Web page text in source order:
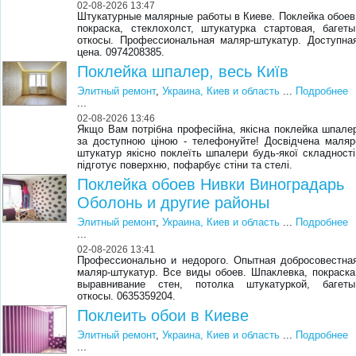
02-08-2026 13:47
Штукатурные малярные работы в Киеве. Поклейка
покраска, стеклохолст, штукатурка стартовая,
откосы. Профессиональная маляр-штукатур.
цена. 0974208385.
Поклейка шпалер, весь Київ
Элитный ремонт,Украина, Киев и область ... Подробнее
...
02-08-2026 13:46
Якщо Вам потрібна професійна, якісна поклейка
за доступною ціною - телефонуйте! Досвідчена
штукатур якісно поклеїть шпалери будь-якої
підготує поверхню, пофарбує стіни та стелі.
Поклейка обоев Нивки Виноградарь
Оболонь и другие районы
Элитный ремонт,Украина, Киев и область ... Подробнее
...
02-08-2026 13:41
Профессионально и недорого. Опытная
маляр-штукатур. Все виды обоев. Шпаклевка,
выравнивание стен, потолка штукатуркой,
откосы. 0635359204.
Поклеить обои в Киеве
Элитный ремонт,Украина, Киев и область ... Подробнее
...